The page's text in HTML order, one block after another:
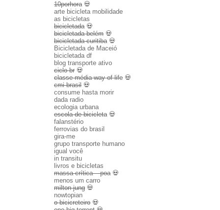
10porhora💀
arte bicicleta mobilidade
as bicicletas
bicicletada💀
bicicletada belém 💀
bicicletada curitiba💀
Bicicletada de Maceió
bicicletada df
blog transporte ativo
ciclo br 💀
classe média way of life 💀
cmi brasil 💀
consume hasta morir
dada radio
ecologia urbana
escola de bicicleta💀
falanstério
ferrovias do brasil
gira-me
grupo transporte humano
igual você
in transitu
livros e bicicletas
massa crítica – poa💀
menos um carro
milton jung 💀
nowtopian
o bicicreteiro 💀